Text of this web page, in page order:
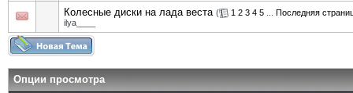
Колесные диски на лада веста ( 1 2 3 4 5
Последняя
ilya____
Опции просмотра